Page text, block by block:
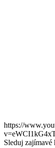
https://
Sleduj zajímavé